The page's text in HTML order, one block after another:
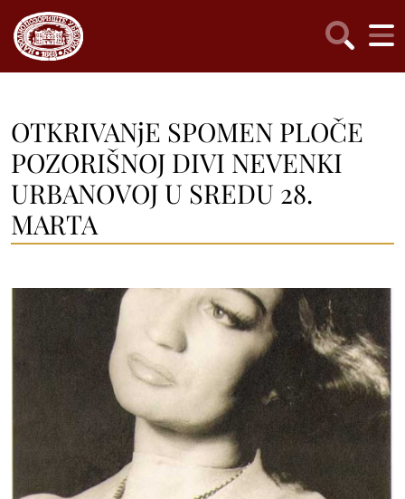
OTKRIVANjE SPOMEN PLOČE
POZORIŠNOJ DIVI NEVENKI
URBANOVOJ U SREDU 28.
MARTA